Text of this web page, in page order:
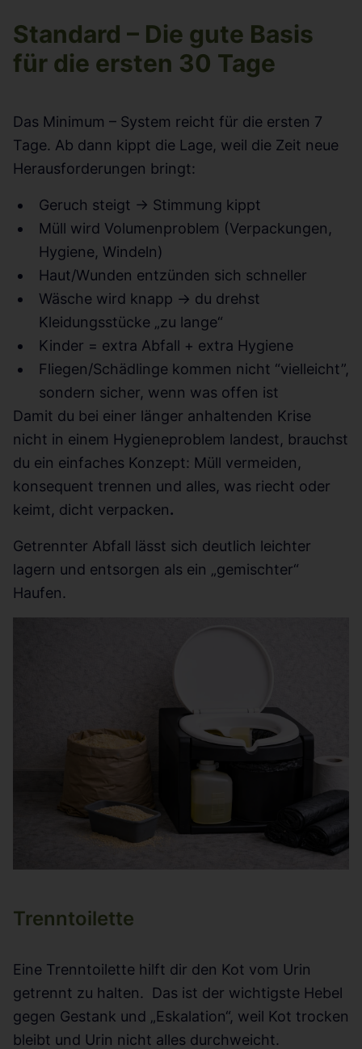
Standard – Die gute Basis
für die ersten 30 Tage
Das Minimum – System reicht für die ersten 7
Tage. Ab dann kippt die Lage, weil die Zeit neue
Herausforderungen bringt:
Geruch steigt → Stimmung kippt
Müll wird Volumenproblem (Verpackungen,
Hygiene, Windeln)
Haut/Wunden entzünden sich schneller
Wäsche wird knapp → du drehst
Kleidungsstücke „zu lange“
Kinder = extra Abfall + extra Hygiene
Fliegen/Schädlinge kommen nicht “vielleicht”,
sondern sicher, wenn was offen ist
Damit du bei einer länger anhaltenden Krise
nicht in einem Hygieneproblem landest, brauchst
du ein einfaches Konzept: Müll vermeiden,
konsequent trennen und alles, was riecht oder
keimt, dicht verpacken.
Getrennter Abfall lässt sich deutlich leichter
lagern und entsorgen als ein „gemischter“
Haufen.
Trenntoilette
Eine Trenntoilette hilft dir den Kot vom Urin
getrennt zu halten.
Das ist der wichtigste Hebel
gegen Gestank und „Eskalation“, weil Kot trocken
bleibt und Urin nicht alles durchweicht.